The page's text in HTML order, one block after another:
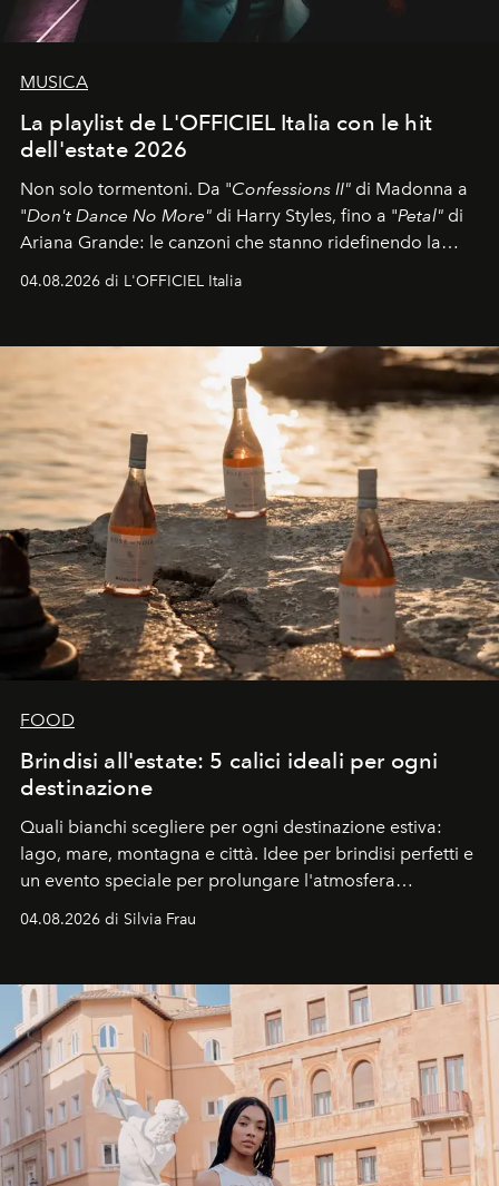
MUSICA
La playlist de L'OFFICIEL Italia con le hit
dell'estate 2026
Non solo tormentoni. Da "Confessions II" di Madonna a
"Don't Dance No More" di Harry Styles, fino a "Petal" di
Ariana Grande: le canzoni che stanno ridefinendo la
04.08.2026 di L'OFFICIEL Italia
FOOD
Brindisi all'estate: 5 calici ideali per ogni
destinazione
Quali bianchi scegliere per ogni destinazione estiva:
lago, mare, montagna e città. Idee per brindisi perfetti e
un evento speciale per prolungare l'atmosfera
04.08.2026 di Silvia Frau